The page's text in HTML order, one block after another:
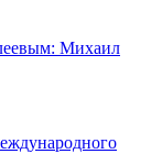
Михаил